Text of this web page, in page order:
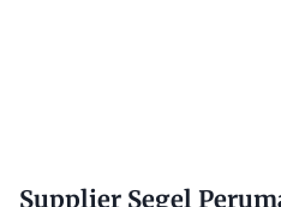
Supplier Segel